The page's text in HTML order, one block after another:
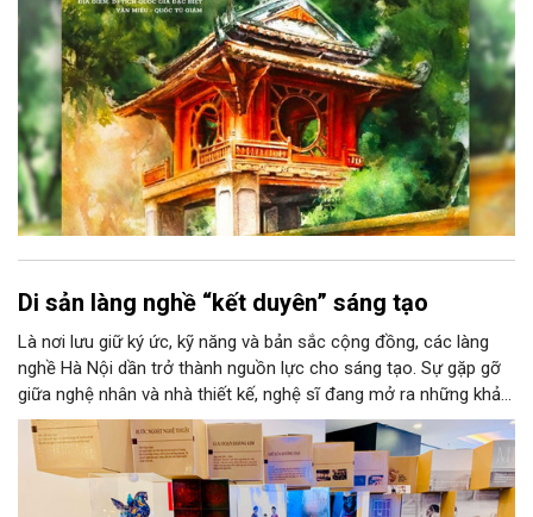
thuật của Thủ đô trong mùa thu này.
Di sản làng nghề “kết duyên” sáng tạo
Là nơi lưu giữ ký ức, kỹ năng và bản sắc cộng đồng, các làng
nghề Hà Nội dần trở thành nguồn lực cho sáng tạo. Sự gặp gỡ
giữa nghệ nhân và nhà thiết kế, nghệ sĩ đang mở ra những khả
năng phát triển mới cho thủ công đương đại trên nền tảng di
sản. Từ những cuộc “kết duyên” đầy cảm hứng ấy, Hà Nội đang
khơi thông mạch ngầm của hệ sinh thái thủ công, biến vốn cổ
thành động lực bền vững cho tương lai.